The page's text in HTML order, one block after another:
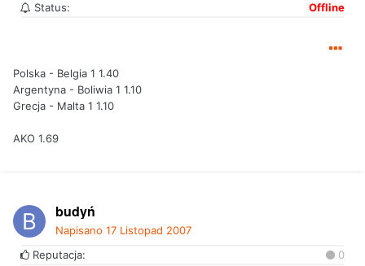
Status:
Offline
Polska - Belgia 1 1.40
Argentyna - Boliwia 1 1.10
Grecja - Malta 1 1.10
AKO 1.69
budyń
Napisano 17 Listopad 2007
Reputacja:
0